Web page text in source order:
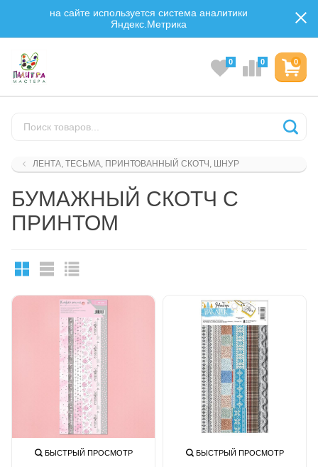
на сайте используется система аналитики
Яндекс.Метрика
0
0 0
ЛЕНТА, ТЕСЬМА, ПРИНТОВАННЫЙ СКОТЧ, ШНУР
БУМАЖНЫЙ СКОТЧ С
ПРИНТОМ
БЫСТРЫЙ ПРОСМОТР БЫСТРЫЙ ПРОСМОТР